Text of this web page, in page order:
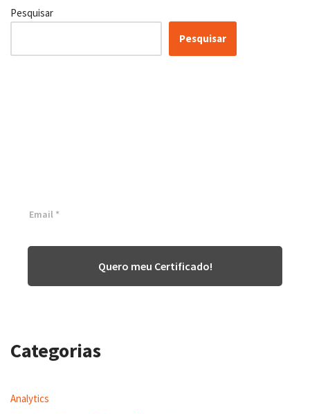
Pesquisar
Pesquisar
Quero meu Certificado!
Categorias
Analytics